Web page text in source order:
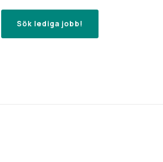
Sök lediga jobb!